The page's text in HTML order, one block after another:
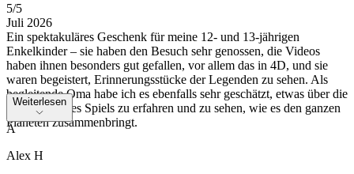
5/5
Juli 2026
Ein spektakuläres Geschenk für meine 12- und 13-jährigen
Enkelkinder – sie haben den Besuch sehr genossen, die Videos
haben ihnen besonders gut gefallen, vor allem das in 4D, und sie
waren begeistert, Erinnerungsstücke der Legenden zu sehen. Als
begleitende Oma habe ich es ebenfalls sehr geschätzt, etwas über die
Geschichte des Spiels zu erfahren und zu sehen, wie es den ganzen
Planeten zusammenbringt.
Weiterlesen
A
Alex H